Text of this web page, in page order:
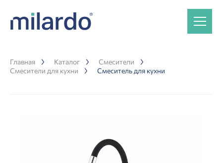
Главная Каталог
Смесители
Смесители для кухни
Смеситель для кухни